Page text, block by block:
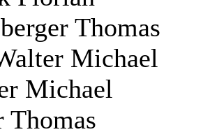
Thomas
Michael
Michael